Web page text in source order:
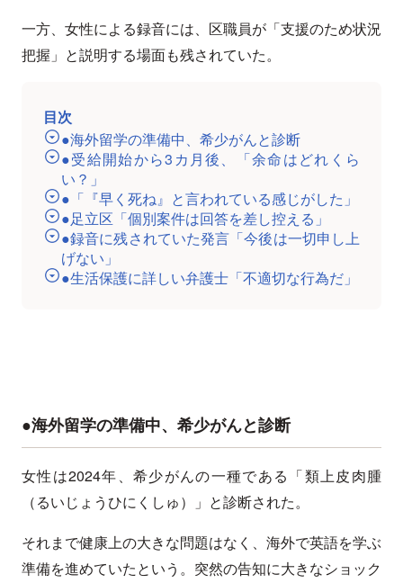
一方、女性による録音には、区職員が「支援のため状況
把握」と説明する場面も残されていた。
目次
●海外留学の準備中、希少がんと診断
●受給開始から3カ月後、「余命はどれくら
い？」
●「『早く死ね』と言われている感じがした」
●足立区「個別案件は回答を差し控える」
●録音に残されていた発言「今後は一切申し上
げない」
●生活保護に詳しい弁護士「不適切な行為だ」
●海外留学の準備中、希少がんと診断
女性は2024年、希少がんの一種である「類上皮肉腫
（るいじょうひにくしゅ）」と診断された。
それまで健康上の大きな問題はなく、海外で英語を学ぶ
準備を進めていたという。突然の告知に大きなショック